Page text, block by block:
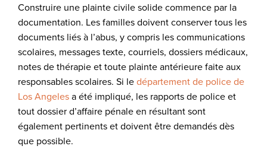
Construire une plainte civile solide commence par la
documentation. Les familles doivent conserver tous les
documents liés à l’abus, y compris les communications
scolaires, messages texte, courriels, dossiers médicaux,
notes de thérapie et toute plainte antérieure faite aux
responsables scolaires. Si ledépartement de police de
Los Angelesa été impliqué, les rapports de police et
tout dossier d’affaire pénale en résultant sont
également pertinents et doivent être demandés dès
que possible.